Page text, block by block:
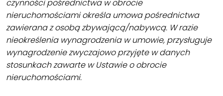
czynności pośrednictwa w obrocie
nieruchomościami określa umowa pośrednictwa
zawierana z osobą zbywającą/nabywcą. W razie
nieokreślenia wynagrodzenia w umowie, przysługuje
wynagrodzenie zwyczajowo przyjęte w danych
stosunkach zawarte w Ustawie o obrocie
nieruchomościami.